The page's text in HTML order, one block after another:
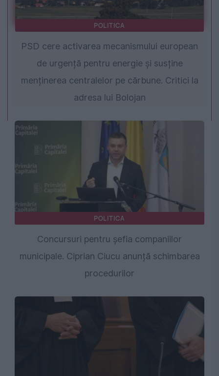
POLITICA
PSD cere activarea mecanismului european
de urgență pentru energie și susține
menținerea centralelor pe cărbune. Critici la
adresa lui Bolojan
POLITICA
Concursuri pentru șefia companiilor
municipale. Ciprian Ciucu anunță schimbarea
procedurilor